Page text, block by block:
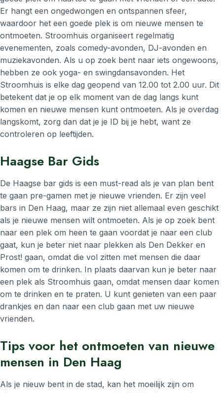
Er hangt een ongedwongen en ontspannen sfeer,
waardoor het een goede plek is om nieuwe mensen te
ontmoeten. Stroomhuis organiseert regelmatig
evenementen, zoals comedy-avonden, DJ-avonden en
muziekavonden. Als u op zoek bent naar iets ongewoons,
hebben ze ook yoga- en swingdansavonden. Het
Stroomhuis is elke dag geopend van 12.00 tot 2.00 uur. Dit
betekent dat je op elk moment van de dag langs kunt
komen en nieuwe mensen kunt ontmoeten. Als je overdag
langskomt, zorg dan dat je je ID bij je hebt, want ze
controleren op leeftijden.
Haagse Bar Gids
De Haagse bar gids is een must-read als je van plan bent
te gaan pre-gamen met je nieuwe vrienden. Er zijn veel
bars in Den Haag, maar ze zijn niet allemaal even geschikt
als je nieuwe mensen wilt ontmoeten. Als je op zoek bent
naar een plek om heen te gaan voordat je naar een club
gaat, kun je beter niet naar plekken als Den Dekker en
Prost! gaan, omdat die vol zitten met mensen die daar
komen om te drinken. In plaats daarvan kun je beter naar
een plek als Stroomhuis gaan, omdat mensen daar komen
om te drinken en te praten. U kunt genieten van een paar
drankjes en dan naar een club gaan met uw nieuwe
vrienden.
Tips voor het ontmoeten van nieuwe
mensen in Den Haag
Als je nieuw bent in de stad, kan het moeilijk zijn om